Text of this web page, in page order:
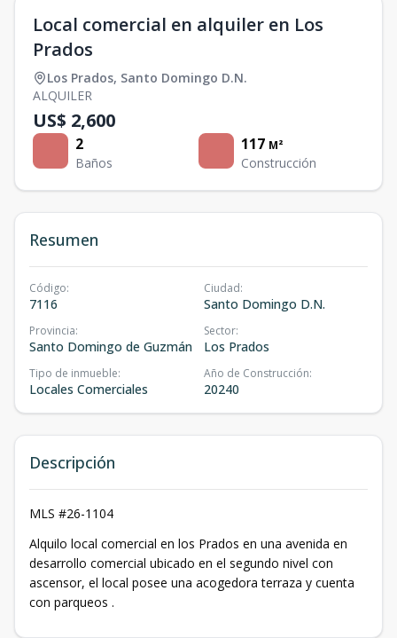
Local comercial en alquiler en Los
Prados
Los Prados, Santo Domingo D.N.
ALQUILER
US$ 2,600
2
Baños
117 M²
Construcción
Resumen
Código:
7116
Ciudad:
Santo Domingo D.N.
Provincia:
Santo Domingo de Guzmán
Sector:
Los Prados
Tipo de inmueble:
Locales Comerciales
Año de Construcción:
20240
Descripción
MLS #26-1104
Alquilo local comercial en los Prados en una avenida en
desarrollo comercial ubicado en el segundo nivel con
ascensor, el local posee una acogedora terraza y cuenta
con parqueos .